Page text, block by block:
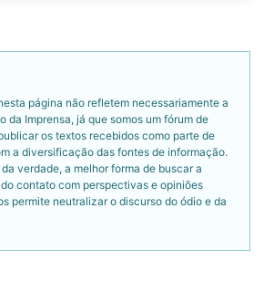
página não refletem necessariamente a
da Imprensa, já que somos um fórum de
os textos recebidos como parte de
a diversificação das fontes de informação.
verdade, a melhor forma de buscar a
contato com perspectivas e opiniões
permite neutralizar o discurso do ódio e da